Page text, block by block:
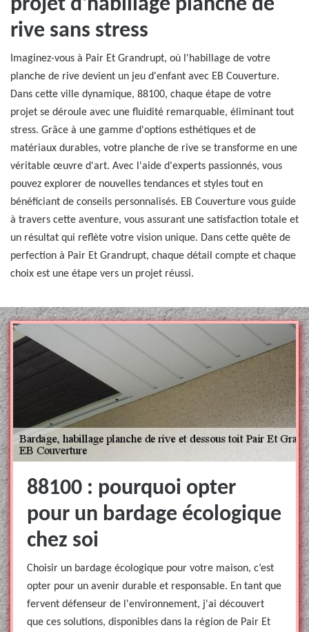
projet d'habillage planche de
rive sans stress
Imaginez-vous à Pair Et Grandrupt, où l'habillage de votre
planche de rive devient un jeu d'enfant avec EB Couverture.
Dans cette ville dynamique, 88100, chaque étape de votre
projet se déroule avec une fluidité remarquable, éliminant tout
stress. Grâce à une gamme d'options esthétiques et de
matériaux durables, votre planche de rive se transforme en une
véritable œuvre d'art. Avec l'aide d'experts passionnés, vous
pouvez explorer de nouvelles tendances et styles tout en
bénéficiant de conseils personnalisés. EB Couverture vous guide
à travers cette aventure, vous assurant une satisfaction totale et
un résultat qui reflète votre vision unique. Dans cette quête de
perfection à Pair Et Grandrupt, chaque détail compte et chaque
choix est une étape vers un projet réussi.
88100 : pourquoi opter
pour un bardage écologique
chez soi
Choisir un bardage écologique pour votre maison, c’est
opter pour un avenir durable et responsable. En tant que
fervent défenseur de l'environnement, j'ai découvert
que ces solutions, disponibles dans la région de Pair Et